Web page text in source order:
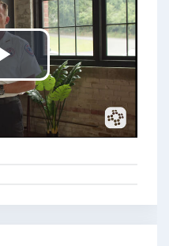
Play
Video